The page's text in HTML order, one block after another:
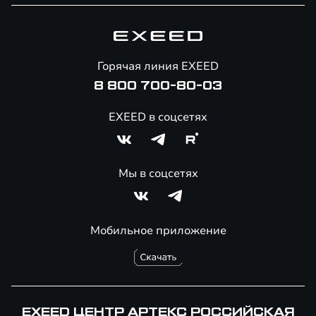
Помощь на дорогах
Специальные предложения
Мобильное приложение
Горячая линия EXEED
8 800 700-80-03
EXEED в соцсетях
Мы в соцсетях
EXEED ЦЕНТР АРТЕКС РОССИЙСКАЯ